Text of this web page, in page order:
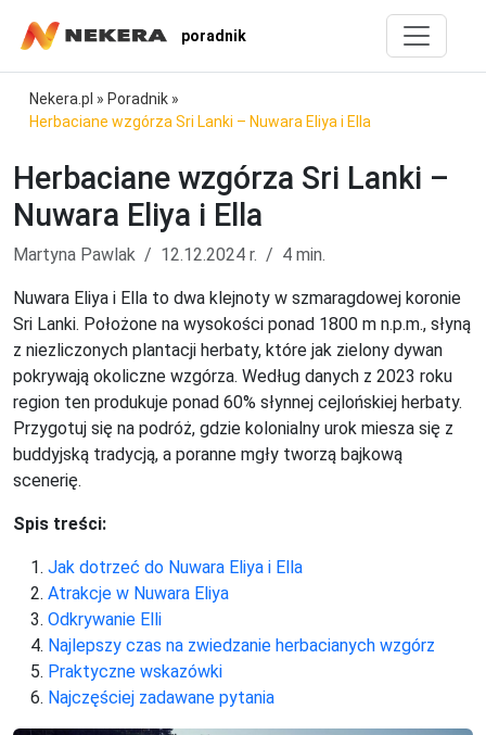
poradnik
Nekera.pl » Poradnik »
Herbaciane wzgórza Sri Lanki – Nuwara Eliya i Ella
Herbaciane wzgórza Sri Lanki –
Nuwara Eliya i Ella
Martyna Pawlak 12.12.2024 r. 4 min.
Nuwara Eliya i Ella to dwa klejnoty w szmaragdowej koronie
Sri Lanki. Położone na wysokości ponad 1800 m n.p.m., słyną
z niezliczonych plantacji herbaty, które jak zielony dywan
pokrywają okoliczne wzgórza. Według danych z 2023 roku
region ten produkuje ponad 60% słynnej cejlońskiej herbaty.
Przygotuj się na podróż, gdzie kolonialny urok miesza się z
buddyjską tradycją, a poranne mgły tworzą bajkową
scenerię.
Spis treści:
Jak dotrzeć do Nuwara Eliya i Ella
Atrakcje w Nuwara Eliya
Odkrywanie Elli
Najlepszy czas na zwiedzanie herbacianych wzgórz
Praktyczne wskazówki
Najczęściej zadawane pytania